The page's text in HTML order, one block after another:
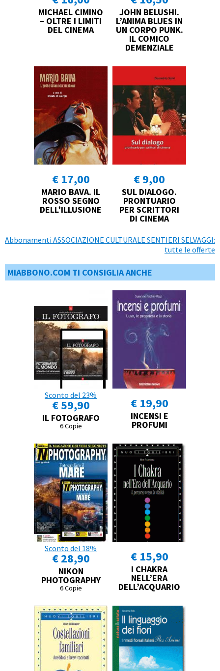
MICHAEL CIMINO
– OLTRE I LIMITI
DEL CINEMA
JOHN BELUSHI.
L’ANIMA BLUES IN
UN CORPO PUNK.
IL COMICO
DEMENZIALE
€ 17,00
MARIO BAVA. IL
ROSSO SEGNO
DELL’ILLUSIONE
€ 9,00
SUL DIALOGO.
PRONTUARIO
PER SCRITTORI
DI CINEMA
Abbonamenti ASSOCIAZIONE CULTURALE SENTIERI SELVAGGI:
tutte le offerte
MIABBONO.COM TI CONSIGLIA ANCHE
Sconto del 23%
€ 59,90
IL FOTOGRAFO
6 Copie
€ 19,90
INCENSI E
PROFUMI
Sconto del 18%
€ 28,90
NIKON
PHOTOGRAPHY
6 Copie
€ 15,90
I CHAKRA
NELL’ERA
DELL’ACQUARIO